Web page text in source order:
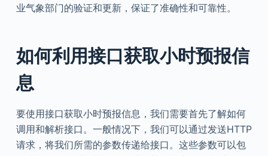
业气象部门的验证和更新，保证了准确性和可靠性。
如何利用接口获取小时预报信
息
要使用接口获取小时预报信息，我们需要首先了解如何
调用和解析接口。一般情况下，我们可以通过发送HTTP
请求，将我们所需的参数传递给接口。这些参数可以包